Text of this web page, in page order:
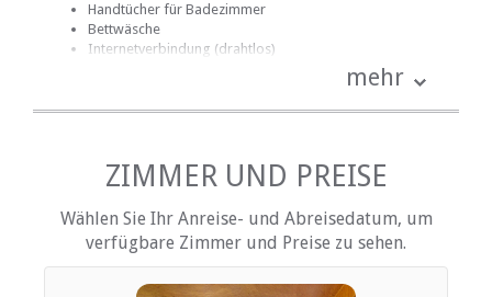
Handtücher für Badezimmer
Bettwäsche
Internetverbindung (drahtlos)
Fernsehen (mit Satellit)
EINRICHTUNGEN AUF DEM GELÄNDE
Kinderfreundlich (alle Altersgruppen)
Garten(e)
Housekeeping (periodisch)
Parkplatz (abseits der Straße)
mehr
ZIMMER UND PREISE
Wählen Sie Ihr Anreise- und Abreisedatum, um
verfügbare Zimmer und Preise zu sehen.